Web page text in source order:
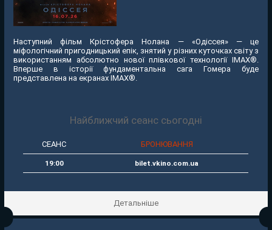
Наступний фільм Крістофера Нолана — «Одіссея» — це
міфологічний пригодницький епік, знятий у різних куточках світу з
використанням абсолютно нової плівкової технології IMAX®.
Вперше в історії фундаментальна сага Гомера буде
представлена на екранах IMAX®.
Найближчий сеанс сьогодні
СЕАНС БРОНЮВАННЯ
19:00 bilet.vkino.com.ua
Детальніше